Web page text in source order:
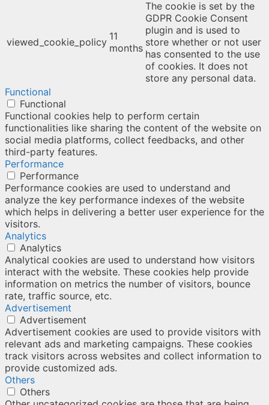
viewed_cookie_policy 11
months
The cookie is set by the
GDPR Cookie Consent
plugin and is used to
store whether or not user
has consented to the use
of cookies. It does not
store any personal data.
Functional
Functional
Functional cookies help to perform certain
functionalities like sharing the content of the website on
social media platforms, collect feedbacks, and other
third-party features.
Performance
Performance
Performance cookies are used to understand and
analyze the key performance indexes of the website
which helps in delivering a better user experience for the
visitors.
Analytics
Analytics
Analytical cookies are used to understand how visitors
interact with the website. These cookies help provide
information on metrics the number of visitors, bounce
rate, traffic source, etc.
Advertisement
Advertisement
Advertisement cookies are used to provide visitors with
relevant ads and marketing campaigns. These cookies
track visitors across websites and collect information to
provide customized ads.
Others
Others